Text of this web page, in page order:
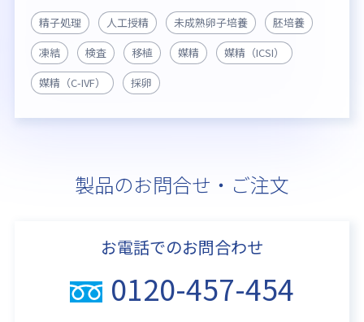
精子処理 人工授精 未成熟卵子培養
胚培養
凍結
検査 移植 媒精
媒精（ICSI）
媒精（C-IVF）
採卵
製品のお問合せ・ご注文
お電話でのお問合わせ
0120-457-454